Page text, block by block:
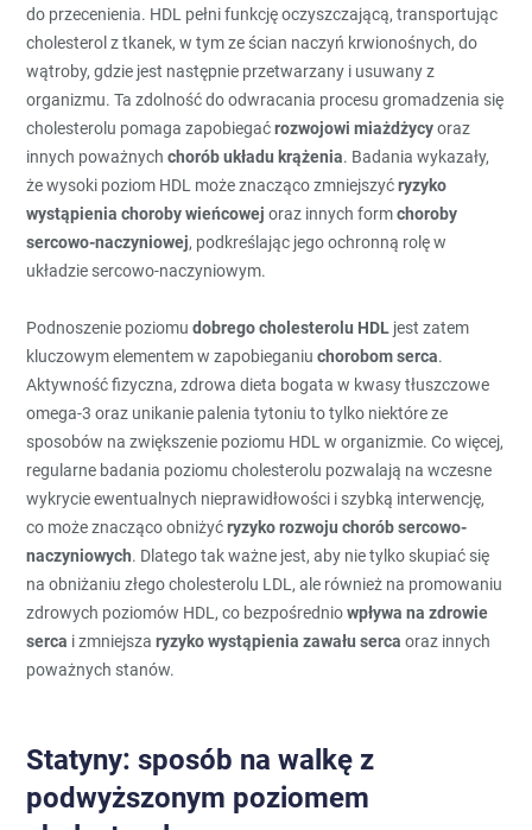
do przecenienia. HDL pełni funkcję oczyszczającą, transportując
cholesterol z tkanek, w tym ze ścian naczyń krwionośnych, do
wątroby, gdzie jest następnie przetwarzany i usuwany z
organizmu. Ta zdolność do odwracania procesu gromadzenia się
cholesterolu pomaga zapobiegaćrozwojowi miażdżycyoraz
innych poważnychchorób układu krążenia. Badania wykazały,
że wysoki poziom HDL może znacząco zmniejszyćryzyko
wystąpienia choroby wieńcowej oraz innych formchoroby
sercowo-naczyniowej, podkreślając jego ochronną rolę w
układzie sercowo-naczyniowym.
Podnoszenie poziomudobrego cholesterolu HDL jest zatem
kluczowym elementem w zapobieganiuchorobom serca.
Aktywność fizyczna, zdrowa dieta bogata w kwasy tłuszczowe
omega-3 oraz unikanie palenia tytoniu to tylko niektóre ze
sposobów na zwiększenie poziomu HDL w organizmie. Co więcej,
regularne badania poziomu cholesterolu pozwalają na wczesne
wykrycie ewentualnych nieprawidłowości i szybką interwencję,
co może znacząco obniżyćryzyko rozwoju chorób sercowo-
naczyniowych. Dlatego tak ważne jest, aby nie tylko skupiać się
na obniżaniu złego cholesterolu LDL, ale również na promowaniu
zdrowych poziomów HDL, co bezpośredniowpływa na zdrowie
serca i zmniejszaryzyko wystąpienia zawału serca oraz innych
poważnych stanów.
Statyny: sposób na walkę z
podwyższonym poziomem